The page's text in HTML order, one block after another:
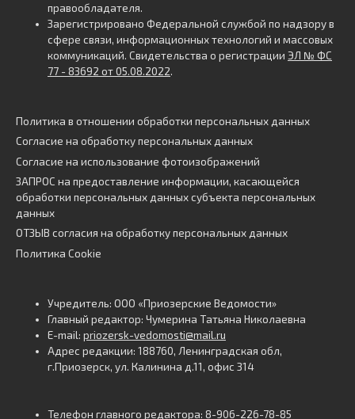
правообладателя.
Зарегистрировано Федеральной службой по надзору в
сфере связи, информационных технологий и массовых
коммуникаций. Свидетельства о регистрации ЭЛ № ФС
77 - 83692 от 05.08.2022.
Политика в отношении обработки персональных данных
Согласие на обработку персональных данных
Согласие на использование фотоизображений
ЗАПРОС на предоставление информации, касающейся
обработки персональных данных субъекта персональных
данных
ОТЗЫВ согласия на обработку персональных данных
Политика Cookie
Учредитель: ООО «Приозерские Ведомости»
Главный редактор: Чумерина Татьяна Николаевна
E-mail: priozersk-vedomosti@mail.ru
Адрес редакции: 188760, Ленинградская обл,
г.Приозерск, ул. Калинина д.11, офис 314
Телефон главного редактора: 8-906-226-78-85